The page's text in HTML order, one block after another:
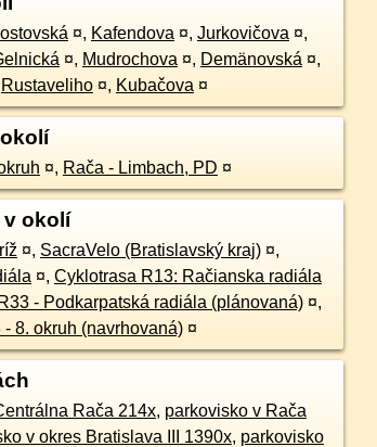
¤, Kafendova ¤, Jurkovičova ¤,
¤, Mudrochova ¤, Demänovská ¤,
Rustaveliho ¤, Kubačova ¤
¤, Rača - Limbach, PD ¤
v okolí
¤, SacraVelo (Bratislavský kraj) ¤,
¤, Cyklotrasa R13: Račianska radiála
- Podkarpatská radiála (plánovaná) ¤,
8. okruh (navrhovaná) ¤
Rača 214x, parkovisko v Rača
v okres Bratislava III 1390x, parkovisko